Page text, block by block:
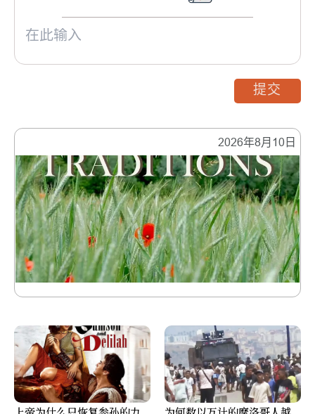
2026年8月10日
提交